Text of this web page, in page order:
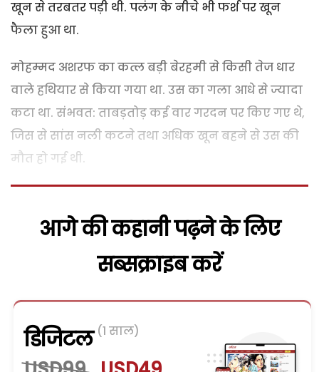
खून से तरबतर पड़ी थी. पलंग के नीचे भी फर्श पर खून
फैला हुआ था.
मोहम्मद अशरफ का कत्ल बड़ी बेरहमी से किसी तेज धार
वाले हथियार से किया गया था. उस का गला आधे से ज्यादा
कटा था. संभवत: ताबड़तोड़ कई वार गरदन पर किए गए थे,
जिस से सांस नली कटने तथा अधिक खून बहने से उस की
मौत हो गई थी.
आगे की कहानी पढ़ने के लिए
सब्सक्राइब करें
डिजिटल (1 साल)